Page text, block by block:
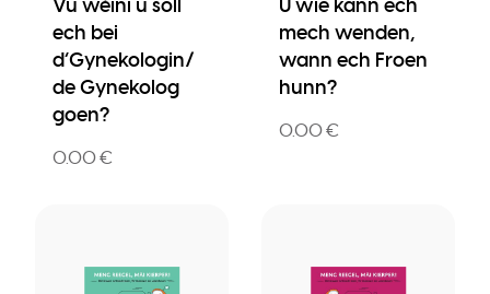
ech bei
d’Gynekologin/
de Gynekolog
goen?
0.00 €
mech wenden,
wann ech Froen
hunn?
0.00 €